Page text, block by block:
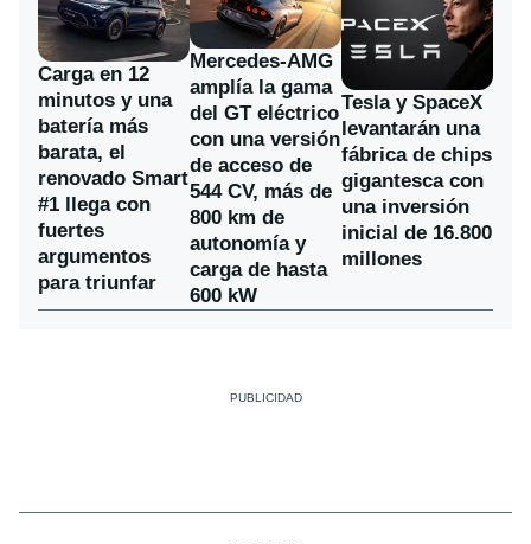
Carga en 12
minutos y una
batería más
barata, el
renovado Smart
#1 llega con
fuertes
argumentos
para triunfar
Mercedes-AMG
amplía la gama
del GT eléctrico
con una versión
de acceso de
544 CV, más de
800 km de
autonomía y
carga de hasta
600 kW
Tesla y SpaceX
levantarán una
fábrica de chips
gigantesca con
una inversión
inicial de 16.800
millones